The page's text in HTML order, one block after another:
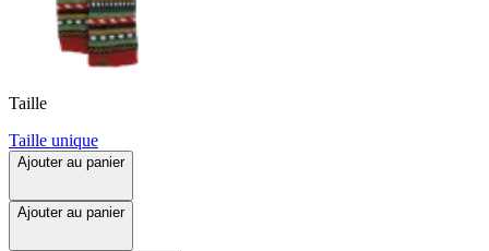
Taille
Taille unique
Ajouter au panier
Ajouter au panier